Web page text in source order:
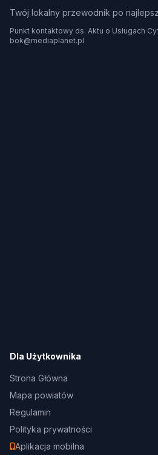
Twój lokalny przewodnik po
Punkt kontaktowy ds. Aktu o Usługach
bok@mediaplanet.pl
Dla Użytkownika
Strona Główna
Mapa powiatów
Regulamin
Polityka prywatności
Aplikacja mobilna